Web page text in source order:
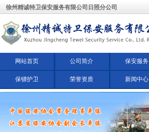
徐州精诚特卫保安服务有限公司日照分公司
网站首页 公司简介 保安服务
保镖护卫 荣誉资质 新闻中心